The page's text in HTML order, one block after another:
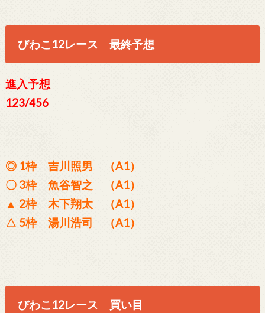
びわこ12レース 最終予想
進入予想
123/456
◎ 1枠 吉川照男 （A1）
〇 3枠 魚谷智之 （A1）
▲ 2枠 木下翔太 （A1）
△ 5枠 湯川浩司 （A1）
びわこ12レース 買い目